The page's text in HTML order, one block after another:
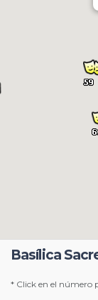
Basílica
* Click en el número